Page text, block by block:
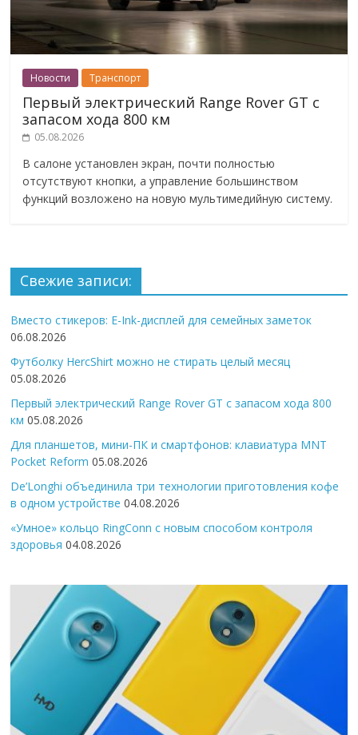
Новости Транспорт
Первый электрический Range Rover GT с
запасом хода 800 км
05.08.2026
В салоне установлен экран, почти полностью
отсутствуют кнопки, а управление большинством
функций возложено на новую мультимедийную систему.
Свежие записи:
Вместо стикеров: E-Ink-дисплей для семейных заметок
06.08.2026
Футболку HercShirt можно не стирать целый месяц
05.08.2026
Первый электрический Range Rover GT с запасом хода 800
км 05.08.2026
Для планшетов, мини-ПК и смартфонов: клавиатура MNT
Pocket Reform 05.08.2026
De’Longhi объединила три технологии приготовления кофе
в одном устройстве 04.08.2026
«Умное» кольцо RingConn с новым способом контроля
здоровья 04.08.2026